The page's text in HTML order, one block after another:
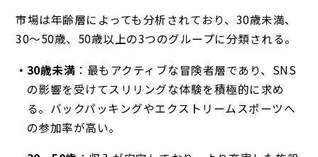
市場は年齢層によっても分析されており、30歳未満、
30〜50歳、50歳以上の3つのグループに分類される。
30歳未満 ：最もアクティブな冒険者層であり、SNS
の影響を受けてスリリングな体験を積極的に求め
る。バックパッキングやエクストリームスポーツへ
の参加率が高い。